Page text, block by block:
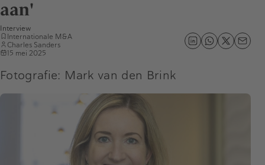
aan'
Interview
Internationale M&A
Charles Sanders
15 mei 2025
Fotografie: Mark van den Brink